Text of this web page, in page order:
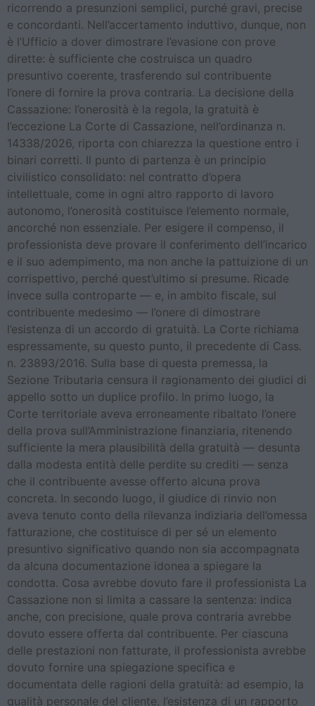
ricorrendo a presunzioni semplici, purché gravi, precise
e concordanti. Nell’accertamento induttivo, dunque, non
è l’Ufficio a dover dimostrare l’evasione con prove
dirette: è sufficiente che costruisca un quadro
presuntivo coerente, trasferendo sul contribuente
l’onere di fornire la prova contraria. La decisione della
Cassazione: l’onerosità è la regola, la gratuità è
l’eccezione La Corte di Cassazione, nell’ordinanza n.
14338/2026, riporta con chiarezza la questione entro i
binari corretti. Il punto di partenza è un principio
civilistico consolidato: nel contratto d’opera
intellettuale, come in ogni altro rapporto di lavoro
autonomo, l’onerosità costituisce l’elemento normale,
ancorché non essenziale. Per esigere il compenso, il
professionista deve provare il conferimento dell’incarico
e il suo adempimento, ma non anche la pattuizione di un
corrispettivo, perché quest’ultimo si presume. Ricade
invece sulla controparte — e, in ambito fiscale, sul
contribuente medesimo — l’onere di dimostrare
l’esistenza di un accordo di gratuità. La Corte richiama
espressamente, su questo punto, il precedente di Cass.
n. 23893/2016. Sulla base di questa premessa, la
Sezione Tributaria censura il ragionamento dei giudici di
appello sotto un duplice profilo. In primo luogo, la
Corte territoriale aveva erroneamente ribaltato l’onere
della prova sull’Amministrazione finanziaria, ritenendo
sufficiente la mera plausibilità della gratuità — desunta
dalla modesta entità delle perdite su crediti — senza
che il contribuente avesse offerto alcuna prova
concreta. In secondo luogo, il giudice di rinvio non
aveva tenuto conto della rilevanza indiziaria dell’omessa
fatturazione, che costituisce di per sé un elemento
presuntivo significativo quando non sia accompagnata
da alcuna documentazione idonea a spiegare la
condotta. Cosa avrebbe dovuto fare il professionista La
Cassazione non si limita a cassare la sentenza: indica
anche, con precisione, quale prova contraria avrebbe
dovuto essere offerta dal contribuente. Per ciascuna
delle prestazioni non fatturate, il professionista avrebbe
dovuto fornire una spiegazione specifica e
documentata delle ragioni della gratuità: ad esempio, la
qualità personale del cliente, l’esistenza di un rapporto